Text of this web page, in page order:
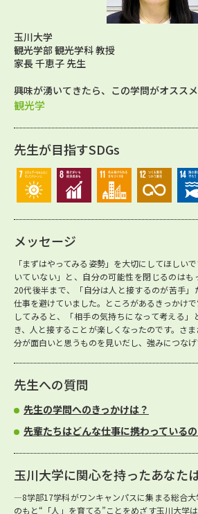
玉川大学
観光学部 観光学科 教授
家長 千恵子 先生
興味が湧いてきたら、この学問がオススメ
観光学
先生が目指すSDGs
メッセージ
「まずはやってみる姿勢」を大切にしてほしい
いていない」と、自分の可能性を閉じるのは
20代後半まで、「自分は人と接するのが苦手
仕事を避けていました。ところがあるきっかけ
してみると、「相手の気持ちになって考える
き、人と接することが楽しくなったのです。さ
分が面白いと思うものを見いだし、強みにつなげ
先生への質問
先生の学問へのきっかけは？
先輩たちはどんな仕事に携わっているの
玉川大学に関心を持ったあなた
―8学部17学科がワンキャンパスに集まる総合
のもと“「人」を育てる”ことをめざす玉川大学